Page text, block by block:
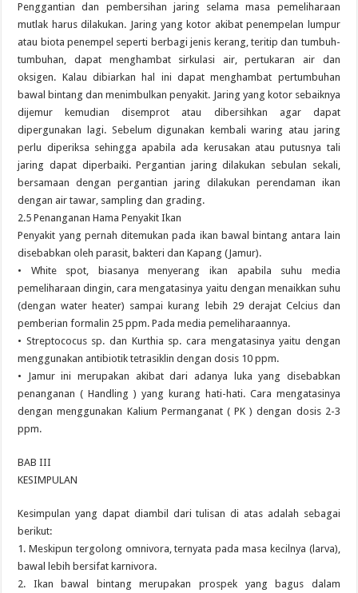
Penggantian dan pembersihan jaring selama masa pemeliharaan
mutlak harus dilakukan. Jaring yang kotor akibat penempelan lumpur
atau biota penempel seperti berbagi jenis kerang, teritip dan tumbuh-
tumbuhan, dapat menghambat sirkulasi air, pertukaran air dan
oksigen. Kalau dibiarkan hal ini dapat menghambat pertumbuhan
bawal bintang dan menimbulkan penyakit. Jaring yang kotor sebaiknya
dijemur kemudian disemprot atau dibersihkan agar dapat
dipergunakan lagi. Sebelum digunakan kembali waring atau jaring
perlu diperiksa sehingga apabila ada kerusakan atau putusnya tali
jaring dapat diperbaiki. Pergantian jaring dilakukan sebulan sekali,
bersamaan dengan pergantian jaring dilakukan perendaman ikan
dengan air tawar, sampling dan grading.
2.5 Penanganan Hama Penyakit Ikan
Penyakit yang pernah ditemukan pada ikan bawal bintang antara lain
disebabkan oleh parasit, bakteri dan Kapang (Jamur).
• White spot, biasanya menyerang ikan apabila suhu media
pemeliharaan dingin, cara mengatasinya yaitu dengan menaikkan suhu
(dengan water heater) sampai kurang lebih 29 derajat Celcius dan
pemberian formalin 25 ppm. Pada media pemeliharaannya.
• Streptococus sp. dan Kurthia sp. cara mengatasinya yaitu dengan
menggunakan antibiotik tetrasiklin dengan dosis 10 ppm.
• Jamur ini merupakan akibat dari adanya luka yang disebabkan
penanganan ( Handling ) yang kurang hati-hati. Cara mengatasinya
dengan menggunakan Kalium Permanganat ( PK ) dengan dosis 2-3
ppm.
BAB III
KESIMPULAN
Kesimpulan yang dapat diambil dari tulisan di atas adalah sebagai
berikut:
1. Meskipun tergolong omnivora, ternyata pada masa kecilnya (larva),
bawal lebih bersifat karnivora.
2. Ikan bawal bintang merupakan prospek yang bagus dalam